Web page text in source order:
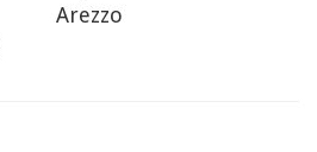
Arezzo